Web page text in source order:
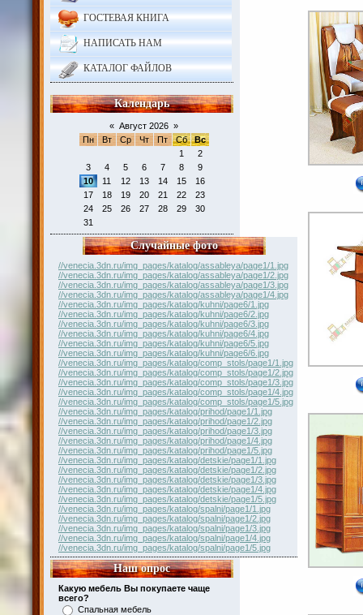
ГОСТЕВАЯ КНИГА
НАПИСАТЬ НАМ
КАТАЛОГ ФАЙЛОВ
Календарь
« Август 2026 »
Пн
Вт Ср Чт Пт Сб
Вс
1
2
3
4 5 6 7 8
9
10
11 12 13 14 15
16
17
18 19 20 21 22
23
24
25 26 27 28 29
30
31
Случайные фото
//venecia.3dn.ru/img_pages/katalog/assableya/page1/1.jpg
//venecia.3dn.ru/img_pages/katalog/assableya/page1/2.jpg
//venecia.3dn.ru/img_pages/katalog/assableya/page1/3.jpg
//venecia.3dn.ru/img_pages/katalog/assableya/page1/4.jpg
//venecia.3dn.ru/img_pages/katalog/kuhni/page6/1.jpg
//venecia.3dn.ru/img_pages/katalog/kuhni/page6/2.jpg
//venecia.3dn.ru/img_pages/katalog/kuhni/page6/3.jpg
//venecia.3dn.ru/img_pages/katalog/kuhni/page6/4.jpg
//venecia.3dn.ru/img_pages/katalog/kuhni/page6/5.jpg
//venecia.3dn.ru/img_pages/katalog/kuhni/page6/6.jpg
//venecia.3dn.ru/img_pages/katalog/comp_stols/page1/1.jpg
//venecia.3dn.ru/img_pages/katalog/comp_stols/page1/2.jpg
//venecia.3dn.ru/img_pages/katalog/comp_stols/page1/3.jpg
//venecia.3dn.ru/img_pages/katalog/comp_stols/page1/4.jpg
//venecia.3dn.ru/img_pages/katalog/comp_stols/page1/5.jpg
//venecia.3dn.ru/img_pages/katalog/prihod/page1/1.jpg
//venecia.3dn.ru/img_pages/katalog/prihod/page1/2.jpg
//venecia.3dn.ru/img_pages/katalog/prihod/page1/3.jpg
//venecia.3dn.ru/img_pages/katalog/prihod/page1/4.jpg
//venecia.3dn.ru/img_pages/katalog/prihod/page1/5.jpg
//venecia.3dn.ru/img_pages/katalog/detskie/page1/1.jpg
//venecia.3dn.ru/img_pages/katalog/detskie/page1/2.jpg
//venecia.3dn.ru/img_pages/katalog/detskie/page1/3.jpg
//venecia.3dn.ru/img_pages/katalog/detskie/page1/4.jpg
//venecia.3dn.ru/img_pages/katalog/detskie/page1/5.jpg
//venecia.3dn.ru/img_pages/katalog/spalni/page1/1.jpg
//venecia.3dn.ru/img_pages/katalog/spalni/page1/2.jpg
//venecia.3dn.ru/img_pages/katalog/spalni/page1/3.jpg
//venecia.3dn.ru/img_pages/katalog/spalni/page1/4.jpg
//venecia.3dn.ru/img_pages/katalog/spalni/page1/5.jpg
Наш опрос
Какую мебель Вы покупаете чаще
всего?
Спальная мебель